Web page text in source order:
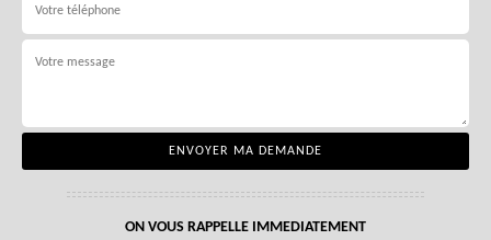
ON VOUS RAPPELLE IMMEDIATEMENT